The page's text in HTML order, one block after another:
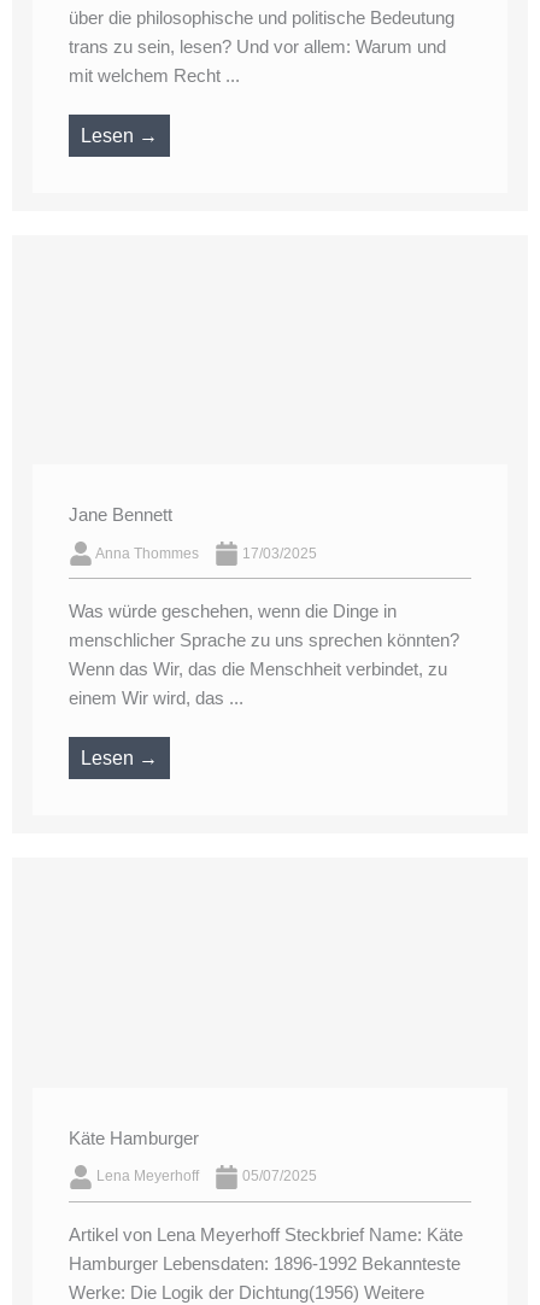
über die philosophische und politische Bedeutung
trans zu sein, lesen? Und vor allem: Warum und
mit welchem Recht ...
Lesen →
Jane Bennett
Anna Thommes 17/03/2025
Was würde geschehen, wenn die Dinge in
menschlicher Sprache zu uns sprechen könnten?
Wenn das Wir, das die Menschheit verbindet, zu
einem Wir wird, das ...
Lesen →
Käte Hamburger
Lena Meyerhoff 05/07/2025
Artikel von Lena Meyerhoff Steckbrief Name: Käte
Hamburger Lebensdaten: 1896-1992 Bekannteste
Werke: Die Logik der Dichtung(1956) Weitere